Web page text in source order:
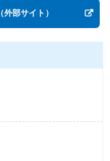
（外部サイト）